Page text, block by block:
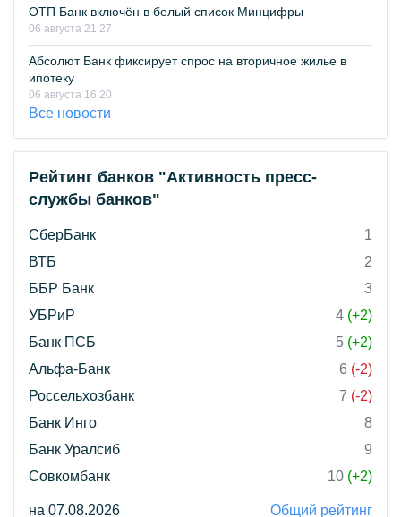
ОТП Банк включён в белый список Минцифры
06 августа 21:27
Абсолют Банк фиксирует спрос на вторичное жилье в
ипотеку
06 августа 16:20
Все новости
Рейтинг банков "Активность пресс-
службы банков"
СберБанк
1
ВТБ
2
ББР Банк
3
УБРиР
4 (+2)
Банк ПСБ
5 (+2)
Альфа-Банк
6 (-2)
Россельхозбанк
7 (-2)
Банк Инго
8
Банк Уралсиб
9
Совкомбанк
10 (+2)
на 07.08.2026 Общий рейтинг